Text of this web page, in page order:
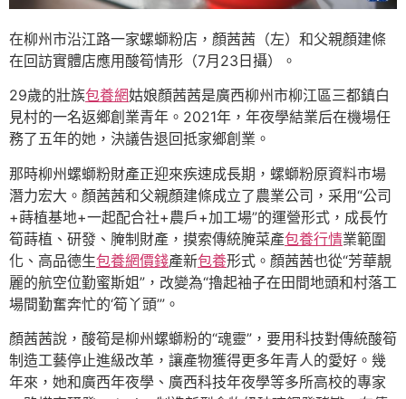
在柳州市沿江路一家螺螄粉店，顏茜茜（左）和父親顏建條
在回訪實體店應用酸筍情形（7月23日攝）。
29歲的壯族包養網姑娘顏茜茜是廣西柳州市柳江區三都鎮白
見村的一名返鄉創業青年。2021年，年夜學結業后在機場任
務了五年的她，決議告退回抵家鄉創業。
那時柳州螺螄粉財產正迎來疾速成長期，螺螄粉原資料市場
潛力宏大。顏茜茜和父親顏建條成立了農業公司，采用“公司
+蒔植基地+一起配合社+農戶+加工場”的運營形式，成長竹
筍蒔植、研發、腌制財產，摸索傳統腌菜產包養行情業範圍
化、高品德生包養網價錢產新包養形式。顏茜茜也從“芳華靚
麗的航空位勤蜜斯姐”，改變為“擼起袖子在田間地頭和村落工
場間勤奮奔忙的‘筍丫頭’”。
顏茜茜說，酸筍是柳州螺螄粉的“魂靈”，要用科技對傳統酸筍
制造工藝停止進級改革，讓產物獲得更多年青人的愛好。幾
年來，她和廣西年夜學、廣西科技年夜學等多所高校的專家